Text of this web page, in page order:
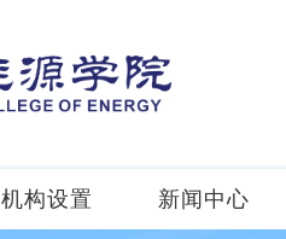
机构设置 新闻中心